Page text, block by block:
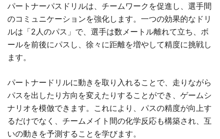
パートナーパスドリルは、チームワークを促進し、選手間
のコミュニケーションを強化します。一つの効果的なドリ
ルは「2人のパス」で、選手は数メートル離れて立ち、ボ
ールを前後にパスし、徐々に距離を増やして精度に挑戦し
ます。
パートナードリルに動きを取り入れることで、走りながら
パスを出したり方向を変えたりすることができ、ゲームシ
ナリオを模倣できます。これにより、パスの精度が向上す
るだけでなく、チームメイト間の化学反応も構築され、互
いの動きを予測することを学びます。